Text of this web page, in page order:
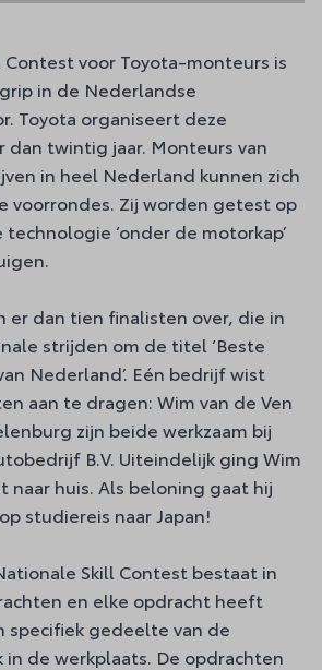
Contest voor Toyota-monteurs is
in de Nederlandse
Toyota organiseert deze
dan twintig jaar. Monteurs van
in heel Nederland kunnen zich
voorrondes. Zij worden getest op
technologie ‘onder de motorkap’
er dan tien finalisten over, die in
strijden om de titel ‘Beste
Nederland’. Eén bedrijf wist
aan te dragen: Wim van de Ven
zijn beide werkzaam bij
B.V. Uiteindelijk ging Wim
naar huis. Als beloning gaat hij
studiereis naar Japan!
Skill Contest bestaat in
en elke opdracht heeft
specifiek gedeelte van de
in de werkplaats. De opdrachten